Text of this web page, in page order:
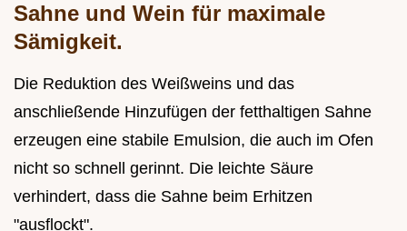
Sahne und Wein für maximale
Sämigkeit.
Die Reduktion des Weißweins und das
anschließende Hinzufügen der fetthaltigen Sahne
erzeugen eine stabile Emulsion, die auch im Ofen
nicht so schnell gerinnt. Die leichte Säure
verhindert, dass die Sahne beim Erhitzen
"ausflockt".